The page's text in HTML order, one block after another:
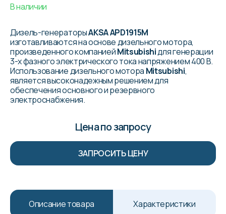
В наличии
Дизель-генераторыAKSA APD1915M
изготавливаются на основе дизельного мотора,
произведенного компаниейMitsubishiдля генерации
3-х фазного электрического тока напряжением 400 В.
Использование дизельного мотора Mitsubishi,
является высоконадежным решением для
обеспечения основного и резервного
электроснабжения.
Цена по запросу
ЗАПРОСИТЬ ЦЕНУ
Описание товара Характеристики